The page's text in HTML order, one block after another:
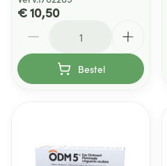
€ 10,50
Bestel